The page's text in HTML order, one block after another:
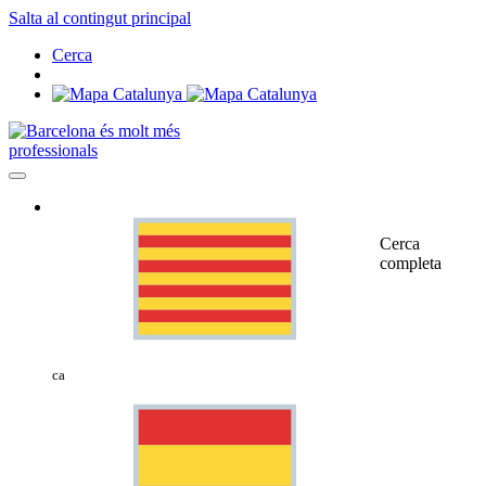
Salta al contingut principal
Cerca
professionals
ca
Cerca
completa